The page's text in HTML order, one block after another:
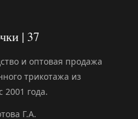
| 37
и оптовая продажа
трикотажа из
2001 года.
Г.А.